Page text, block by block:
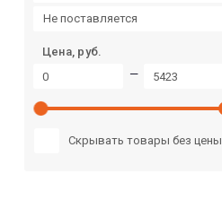
не поставляется
Цена, руб.
—
Скрывать товары без цены